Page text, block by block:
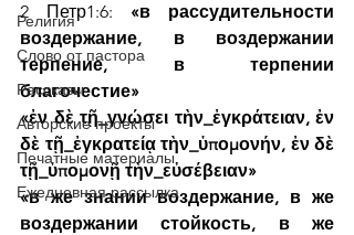
Религия
Слово от пастора
Рассказы
Авторские проекты
Печатные материалы
Ежедневная рассылка
2 Петр1:6: «в рассудительности
воздержание, в воздержании
терпение, в терпении
благочестие»
«ἐν δὲ τῇ_γνώσει τὴν_ἐγκράτειαν, ἐν
δὲ τῇ_ἐγκρατείᾳ τὴν_ὑπομονήν, ἐν δὲ
τῇ_ὑπομονῇ τὴν_εὐσέβειαν»
«в же знании воздержание, в же
воздержании стойкость, в же